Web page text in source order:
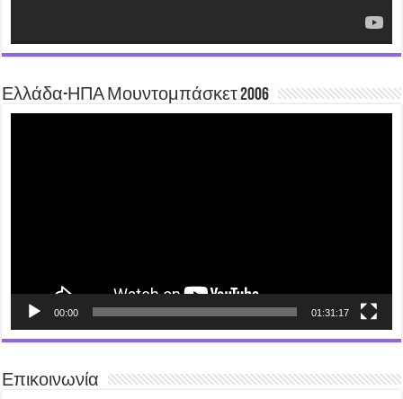
Ελλάδα-ΗΠΑ Μουντομπάσκετ 2006
00:00 01:31:17
Επικοινωνία